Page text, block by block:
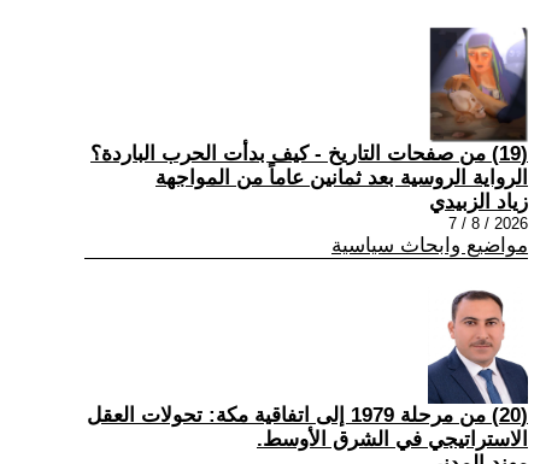
(19) من صفحات التاريخ - كيف بدأت الحرب الباردة؟
الرواية الروسية بعد ثمانين عاماً من المواجهة
زياد الزبيدي
2026 / 8 / 7
مواضيع وابحاث سياسية
(20) من مرحلة 1979 إلى اتفاقية مكة: تحولات العقل
الاستراتيجي في الشرق الأوسط.